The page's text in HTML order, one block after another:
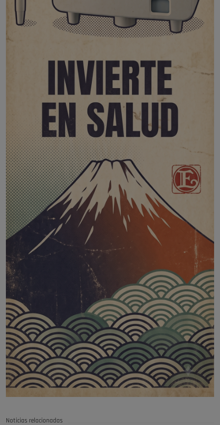
Noticias relacionadas